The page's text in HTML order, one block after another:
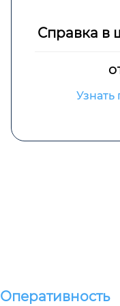
Справка в
Узнать
Оперативность